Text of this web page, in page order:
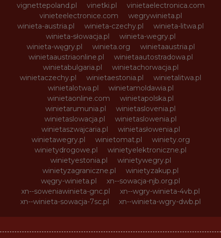
vignettepoland.pl
vinetki.pl
vinietaelectronica.com
vinieteelectronice.com
wegrywinieta.pl
winieta-austria.pl
winieta-czechy.pl
winieta-litwa.pl
winieta-słowacja.pl
winieta-wegry.pl
winieta-węgry.pl
winieta.org
winietaaustria.pl
winietaaustriaonline.pl
winietaautostradowa.pl
winietabulgaria.pl
winietachorwacja.pl
winietaczechy.pl
winietaestonia.pl
winietalitwa.pl
winietalotwa.pl
winietamoldawia.pl
winietaonline.com
winietapolska.pl
winietarumunia.pl
winietaslovenia.pl
winietaslowacja.pl
winietaslowenia.pl
winietaszwajcaria.pl
winietasłowenia.pl
winietawegry.pl
winietomat.pl
winiety.org
winietydrogowe.pl
winietyelektroniczne.pl
winietyestonia.pl
winietywegry.pl
winietyzagraniczne.pl
winietyzakup.pl
węgry-winieta.pl
xn--sowacja-njb.org.pl
xn--soweniawinieta-gnc.pl
xn--wgry-winieta-4vb.pl
xn--winieta-sowacja-7sc.pl
xn--winieta-wgry-dwb.pl